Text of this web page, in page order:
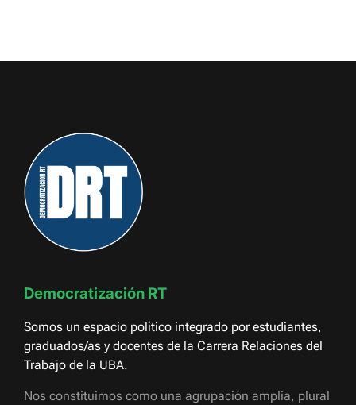
Democratización RT
Somos un espacio político integrado por estudiantes,
graduados/as y docentes de la Carrera Relaciones del
Trabajo de la UBA.
Nos constituimos como una agrupación amplia, plural